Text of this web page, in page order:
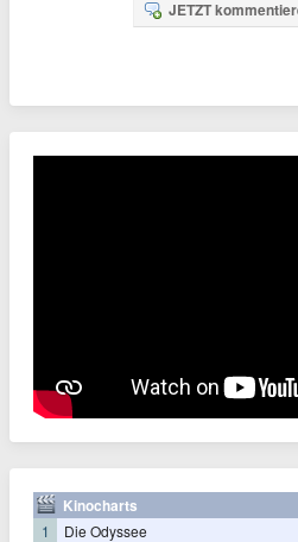
JETZT
Kinocharts
1 Die Odyssee